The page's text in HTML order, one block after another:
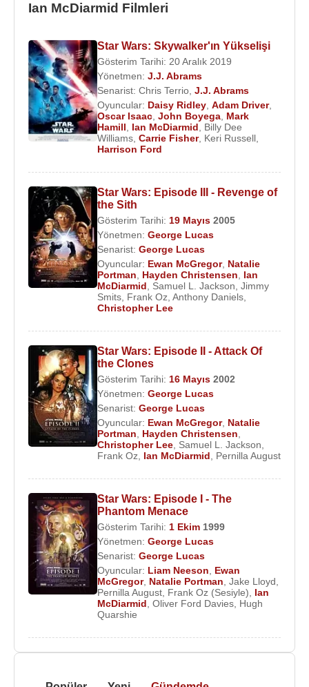
Ian McDiarmid Filmleri
Star Wars: Skywalker'ın Yükselişi
Gösterim Tarihi: 20 Aralık 2019
Yönetmen: J.J. Abrams
Senarist: Chris Terrio J.J. Abrams
Oyuncular: Daisy Ridley Adam Driver,
Oscar Isaac John Boyega Mark
Hamill
Ian McDiarmid
Billy Dee
Williams Carrie Fisher, Keri Russell
Harrison Ford
Star Wars: Episode III - Revenge of
the Sith
Gösterim Tarihi: 19 Mayıs 2005
Yönetmen: George Lucas
Senarist: George Lucas
Oyuncular: Ewan McGregor, Natalie
Portman
Hayden Christensen
Ian
McDiarmid
Samuel L. Jackson Jimmy
Smits Frank Oz Anthony Daniels
Christopher Lee
Star Wars: Episode II - Attack Of
the Clones
Gösterim Tarihi: 16 Mayıs 2002
Yönetmen: George Lucas
Senarist: George Lucas
Oyuncular: Ewan McGregor, Natalie
Portman
Hayden Christensen
Christopher Lee Samuel L. Jackson
Frank Oz Ian McDiarmid Pernilla August
Star Wars: Episode I - The
Phantom Menace
Gösterim Tarihi: 1 Ekim 1999
Yönetmen: George Lucas
Senarist: George Lucas
Oyuncular: Liam Neeson
Ewan
McGregor, Natalie Portman Jake Lloyd
Pernilla August Frank Oz (Sesiyle)
Ian
McDiarmid Oliver Ford Davies Hugh
Quarshie